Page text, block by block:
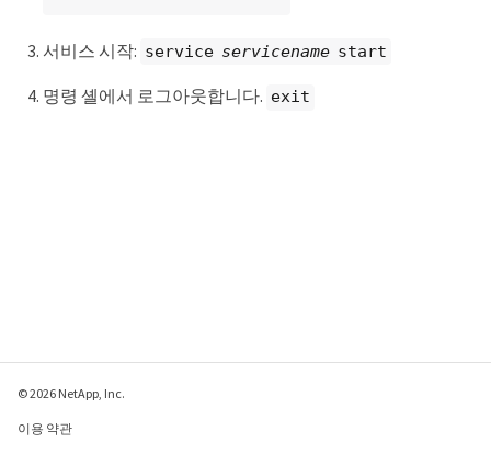
서비스 시작: service servicenamestart
명령 셸에서 로그아웃합니다. exit
© 2026 NetApp, Inc.
이용 약관